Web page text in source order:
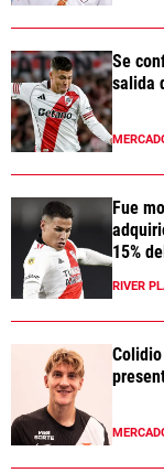
Se
salida
Fue
15%
RIVER